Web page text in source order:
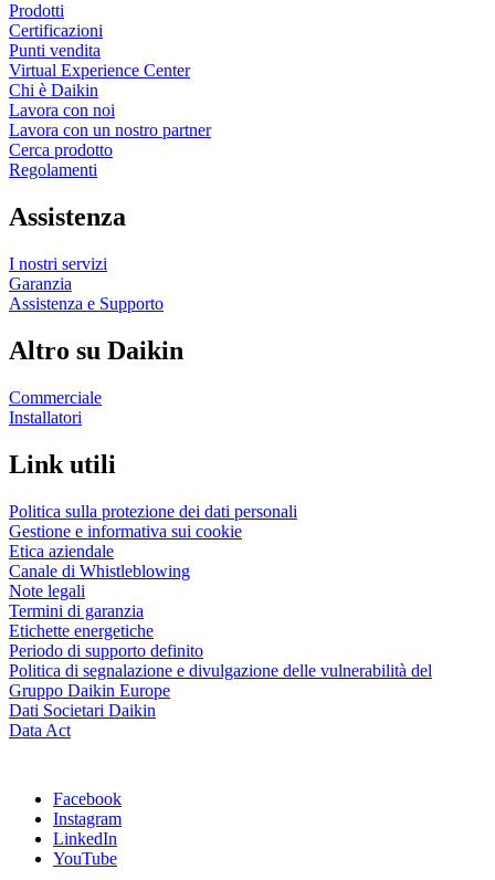
Prodotti
Certificazioni
Punti vendita
Virtual Experience Center
Chi è Daikin
Lavora con noi
Lavora con un nostro partner
Cerca prodotto
Regolamenti
Assistenza
I nostri servizi
Garanzia
Assistenza e Supporto
Altro su Daikin
Commerciale
Installatori
Link utili
Politica sulla protezione dei dati personali
Gestione e informativa sui cookie
Etica aziendale
Canale di Whistleblowing
Note legali
Termini di garanzia
Etichette energetiche
Periodo di supporto definito
Politica di segnalazione e divulgazione delle vulnerabilità del
Gruppo Daikin Europe
Dati Societari Daikin
Data Act
Facebook
Instagram
LinkedIn
YouTube